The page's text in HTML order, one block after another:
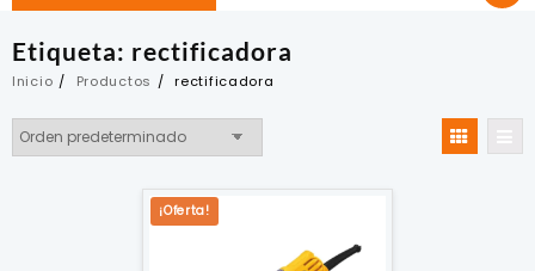
Etiqueta: rectificadora
Inicio Productos rectificadora
¡Oferta!